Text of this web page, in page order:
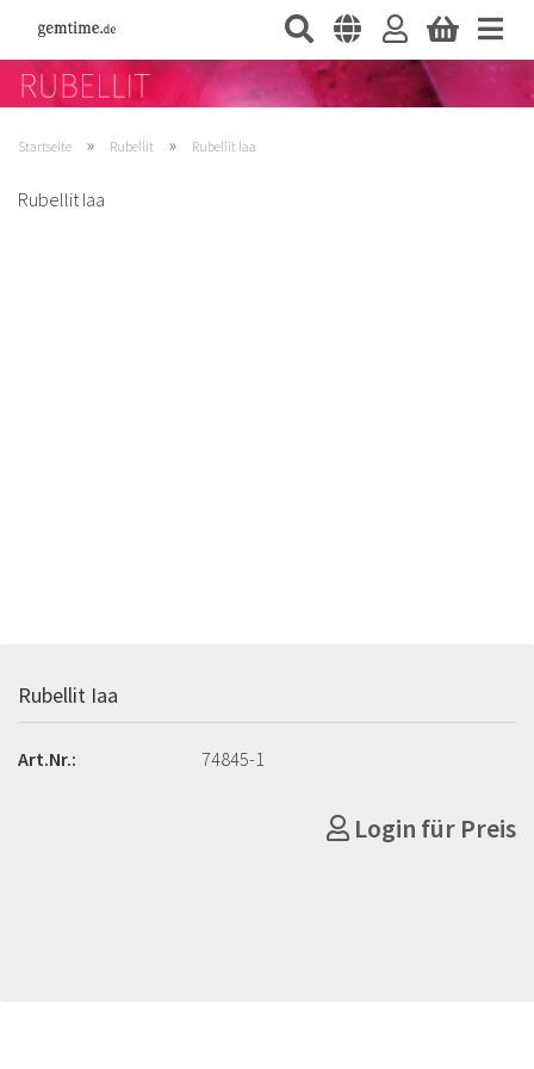
Startseite » Rubellit » Rubellit Iaa
Rubellit Iaa
Rubellit Iaa
Art.Nr.: 74845-1
Login für Preis